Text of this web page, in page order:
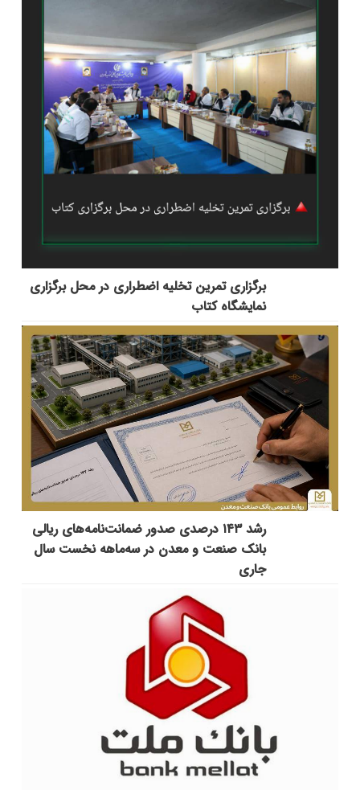
برگزاری تمرین تخلیه اضطراری در محل برگزاری
نمایشگاه کتاب
رشد ۱۴۳ درصدی صدور ضمانت‌نامه‌های ریالی
بانک صنعت و معدن در سه‌ماهه نخست سال
جاری